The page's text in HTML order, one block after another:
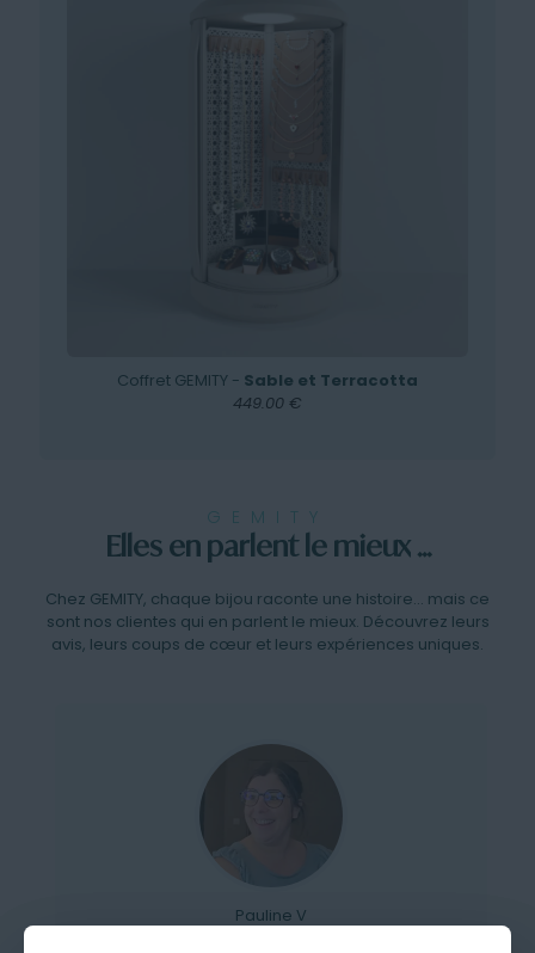
Coffret GEMITY - Sable et Terracotta
449.00 €
GEMITY
Elles en parlent le mieux ...
Chez GEMITY, chaque bijou raconte une histoire… mais ce
sont nos clientes qui en parlent le mieux. Découvrez leurs
avis, leurs coups de cœur et leurs expériences uniques.
Pauline V